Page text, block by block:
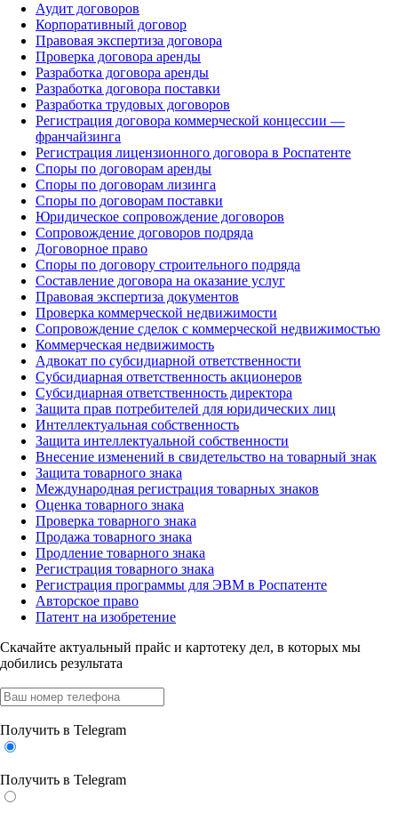
Аудит договоров
Корпоративный договор
Правовая экспертиза договора
Проверка договора аренды
Разработка договора аренды
Разработка договора поставки
Разработка трудовых договоров
Регистрация договора коммерческой концессии —
франчайзинга
Регистрация лицензионного договора в Роспатенте
Споры по договорам аренды
Споры по договорам лизинга
Споры по договорам поставки
Юридическое сопровождение договоров
Сопровождение договоров подряда
Договорное право
Споры по договору строительного подряда
Составление договора на оказание услуг
Правовая экспертиза документов
Проверка коммерческой недвижимости
Сопровождение сделок с коммерческой недвижимостью
Коммерческая недвижимость
Адвокат по субсидиарной ответственности
Субсидиарная ответственность акционеров
Субсидиарная ответственность директора
Защита прав потребителей для юридических лиц
Интеллектуальная собственность
Защита интеллектуальной собственности
Внесение изменений в свидетельство на товарный знак
Защита товарного знака
Международная регистрация товарных знаков
Оценка товарного знака
Проверка товарного знака
Продажа товарного знака
Продление товарного знака
Регистрация товарного знака
Регистрация программы для ЭВМ в Роспатенте
Авторское право
Патент на изобретение
Скачайте актуальный прайс и картотеку дел, в которых мы
добились результата
Получить в Telegram
Получить в Telegram